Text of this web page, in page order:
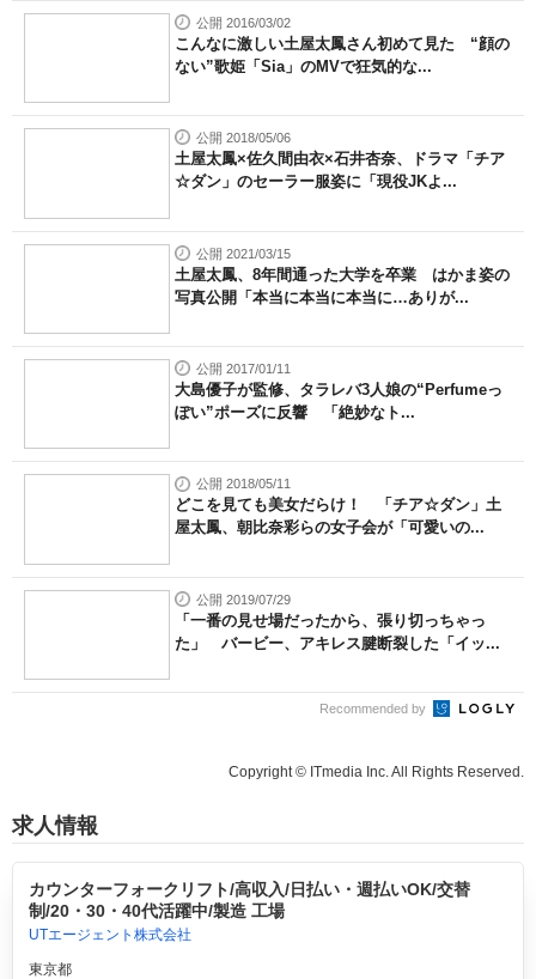
公開 2016/03/02
こんなに激しい土屋太鳳さん初めて見た “顔の
ない”歌姫「Sia」のMVで狂気的な...
公開 2018/05/06
土屋太鳳×佐久間由衣×石井杏奈、ドラマ「チア
☆ダン」のセーラー服姿に「現役JKよ...
公開 2021/03/15
土屋太鳳、8年間通った大学を卒業 はかま姿の
写真公開「本当に本当に本当に…ありが...
公開 2017/01/11
大島優子が監修、タラレバ3人娘の“Perfumeっ
ぽい”ポーズに反響 「絶妙なト...
公開 2018/05/11
どこを見ても美女だらけ！ 「チア☆ダン」土
屋太鳳、朝比奈彩らの女子会が「可愛いの...
公開 2019/07/29
「一番の見せ場だったから、張り切っちゃっ
た」 バービー、アキレス腱断裂した「イッ...
Recommended by
Copyright © ITmedia Inc. All Rights Reserved.
求人情報
カウンターフォークリフト/高収入/日払い・週払いOK/交替
制/20・30・40代活躍中/製造 工場
UTエージェント株式会社
東京都